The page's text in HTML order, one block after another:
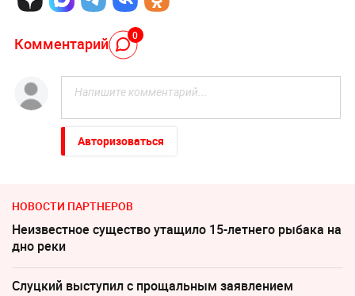
Комментарий 0
Авторизоваться
НОВОСТИ ПАРТНЕРОВ
Неизвестное существо утащило 15-летнего рыбака на
дно реки
Слуцкий выступил с прощальным заявлением